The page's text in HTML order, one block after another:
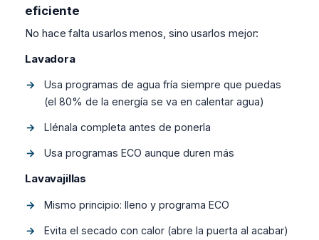
eficiente
No hace falta usarlos menos, sino usarlos mejor:
Lavadora
Usa programas de agua fría siempre que puedas
(el 80% de la energía se va en calentar agua)
Llénala completa antes de ponerla
Usa programas ECO aunque duren más
Lavavajillas
Mismo principio: lleno y programa ECO
Evita el secado con calor (abre la puerta al acabar)